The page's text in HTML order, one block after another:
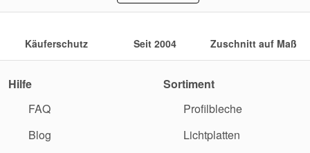
Käuferschutz Seit 2004 Zuschnitt auf Maß
Hilfe
FAQ
Blog
Sortiment
Profilbleche
Lichtplatten